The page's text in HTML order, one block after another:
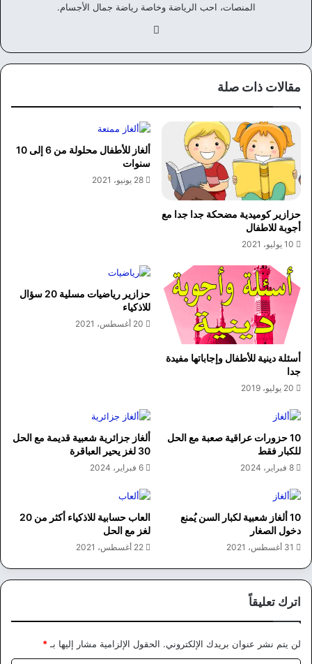
المنصات، احب الرياضة وخاصة رياضة جمال الأجسام.
وك
مقالات ذات صلة
حزازير كوميدية مضحكة جدا جدا مع
أجوبة للاطفال
10 يوليو، 2021
ألغاز للأطفال محلولة من 6 إلى 10
سنوات
28 يونيو، 2021
أسئلة دينية للأطفال وإجاباتها مفيدة
جدا
20 يوليو، 2019
حزازير رياضيات مسلية 20 سؤال
للاذكياء
20 أغسطس، 2021
10 حزورات عراقية صعبة مع الحل
للكبار فقط
8 فبراير، 2024
ألغاز جزائرية شعبية قديمة مع الحل
30 لغز يحير العباقرة
6 فبراير، 2024
10 ألغاز شعبية لكبار السن يُمنع
دخول الصغار
31 أغسطس، 2021
العاب حسابية للاذكياء أكثر من 20
لغز مع الحل
22 أغسطس، 2021
اترك تعليقاً
لن يتم نشر عنوان بريدك الإلكتروني. الحقول الإلزامية مشار إليها بـ *